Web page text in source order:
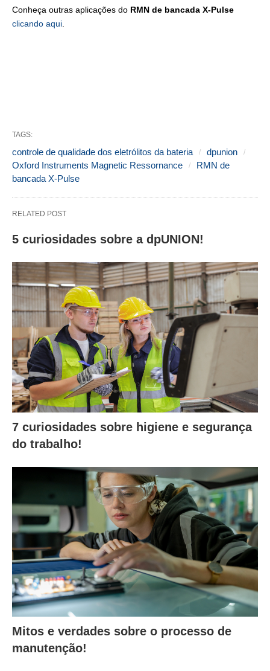
Conheça outras aplicações do RMN de bancada X-Pulse
clicando aqui.
TAGS:
controle de qualidade dos eletrólitos da bateria
dpunion
Oxford Instruments Magnetic Ressornance
RMN de
bancada X-Pulse
RELATED POST
5 curiosidades sobre a dpUNION!
7 curiosidades sobre higiene e segurança
do trabalho!
Mitos e verdades sobre o processo de
manutenção!